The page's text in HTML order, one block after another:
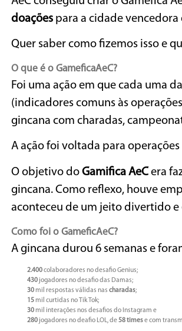
doações para a cidade vencedora
Quer saber como fizemos isso e
O que é o GameficaAeC?
Foi uma ação em que cada uma
(indicadores comuns às
gincana com charadas,
A ação foi voltada para
O objetivo doGamifica AeC era
gincana. Como reflexo, houve
aconteceu de um jeito divertido e
Como foi o GameficAeC?
A gincana durou 6 semanas e
2.400colaboradores no desafio Genius;
430 jogadores no desafio das Damas;
30mil respostas válidas nascharadas;
15mil curtidas no Tik Tok;
30mil interações nos desafios do Instagram e
280 jogadores no deafio LOL, de58 timese com